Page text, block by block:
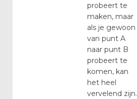
probeert te
maken, maar
als je gewoon
van punt A
naar punt B
probeert te
komen, kan
het heel
vervelend zijn.